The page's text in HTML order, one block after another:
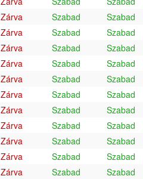
Zárva Szabad
Szabad
Zárva Szabad
Szabad
Zárva Szabad
Szabad
Zárva Szabad
Szabad
Zárva Szabad
Szabad
Zárva Szabad
Szabad
Zárva Szabad
Szabad
Zárva Szabad
Szabad
Zárva Szabad
Szabad
Zárva Szabad
Szabad
Zárva Szabad
Szabad